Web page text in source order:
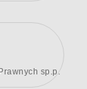
sp.p.